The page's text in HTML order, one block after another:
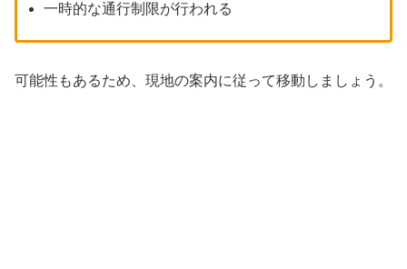
一時的な通行制限が行われる
可能性もあるため、現地の案内に従って移動しましょう。